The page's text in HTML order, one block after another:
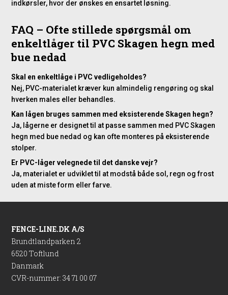
indkørsler, hvor der ønskes en ensartet løsning.
FAQ – Ofte stillede spørgsmål om
enkeltlåger til PVC Skagen hegn med
bue nedad
Skal en enkeltlåge i PVC vedligeholdes?
Nej, PVC-materialet kræver kun almindelig rengøring og skal
hverken males eller behandles.
Kan lågen bruges sammen med eksisterende Skagen hegn?
Ja, lågerne er designet til at passe sammen med PVC Skagen
hegn med bue nedad og kan ofte monteres på eksisterende
stolper.
Er PVC-låger velegnede til det danske vejr?
Ja, materialet er udviklet til at modstå både sol, regn og frost
uden at miste form eller farve.
FENCE-LINE.DK A/S
Brundtlandparken 2
6520 Toftlund
Danmark
CVR-nummer: 34 71 00 07